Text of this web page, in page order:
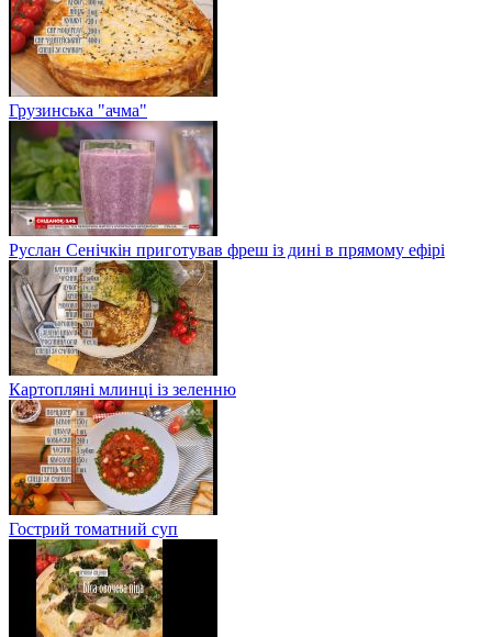
Грузинська "ачма"
Руслан Сенічкін приготував фреш із дині в прямому ефірі
Картопляні млинці із зеленню
Гострий томатний суп